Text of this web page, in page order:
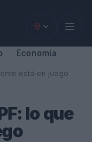
Economía
está en juego
lo que